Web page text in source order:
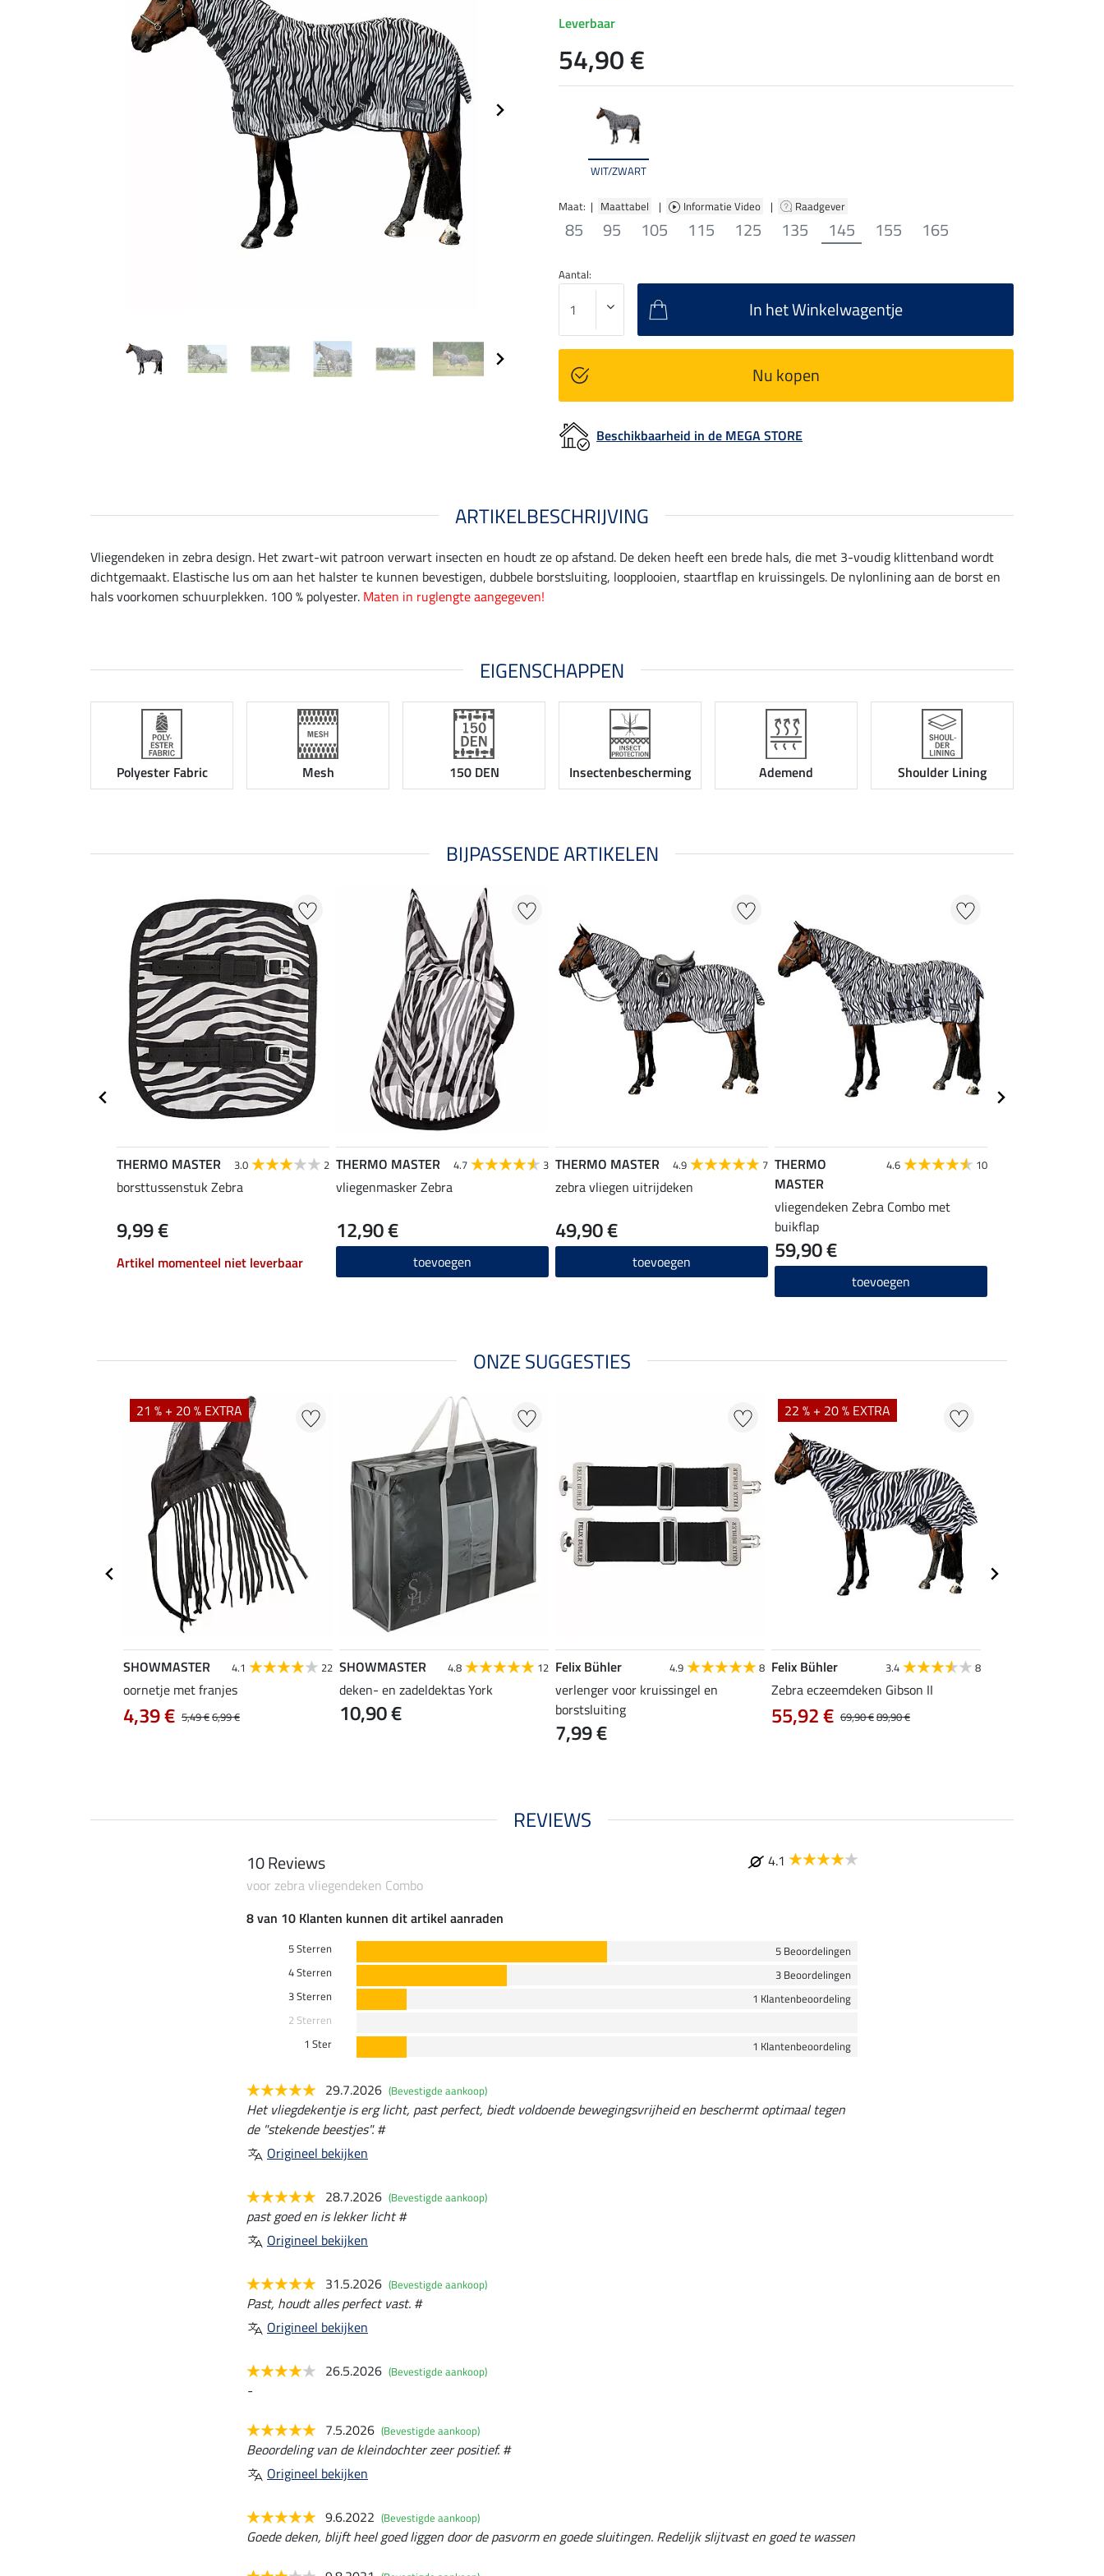
WIT/ZWART
Maat: | Maattabel | Informatie Video | Raadgever
85 95 105 115 125 135 145 155 165
Leverbaar
54,90 €
Aantal:
In het Winkelwagentje
Nu kopen
Beschikbaarheid in de MEGA STORE
ARTIKELBESCHRIJVING
Vliegendeken in zebra design. Het zwart-wit patroon verwart insecten en houdt ze op afstand. De deken heeft een brede hals, die met 3-voudig klittenband wordt
dichtgemaakt. Elastische lus om aan het halster te kunnen bevestigen, dubbele borstsluiting, loopplooien, staartflap en kruissingels. De nylonlining aan de borst en
hals voorkomen schuurplekken. 100 % polyester. Maten in ruglengte aangegeven!
EIGENSCHAPPEN
Polyester Fabric Mesh 150 DEN Insectenbescherming Ademend Shoulder Lining
BIJPASSENDE ARTIKELEN
THERMO MASTER 3.0 2
borsttussenstuk Zebra
9,99 €
Artikel momenteel niet leverbaar
THERMO MASTER 4.7 3
vliegenmasker Zebra
12,90 €
toevoegen
THERMO MASTER 4.9 7
zebra vliegen uitrijdeken
49,90 €
toevoegen
THERMO
MASTER
4.6 10
vliegendeken Zebra Combo met
buikflap
59,90 €
toevoegen
ONZE SUGGESTIES
21 % + 20 % EXTRA
SHOWMASTER 4.1 22
oornetje met franjes
5,49 €6,99 €
4,39 €
SHOWMASTER 4.8 12
deken- en zadeldektas York
10,90 €
Felix Bühler 4.9 8
verlenger voor kruissingel en
borstsluiting
7,99 €
22 % + 20 % EXTRA
Felix Bühler 3.4 8
Zebra eczeemdeken Gibson II
69,90 €89,90 €
55,92 €
REVIEWS
10 Reviews
4.1
voor zebra vliegendeken Combo
8 van 10 Klanten kunnen dit artikel aanraden
5 Sterren
5 Beoordelingen
4 Sterren
3 Beoordelingen
3 Sterren
1 Klantenbeoordeling
2 Sterren
1 Ster
1 Klantenbeoordeling
29.7.2026 (Bevestigde aankoop)
Het vliegdekentje is erg licht, past perfect, biedt voldoende bewegingsvrijheid en beschermt optimaal tegen
de "stekende beestjes". #
Origineel bekijken
28.7.2026 (Bevestigde aankoop)
past goed en is lekker licht #
Origineel bekijken
31.5.2026 (Bevestigde aankoop)
Past, houdt alles perfect vast. #
Origineel bekijken
26.5.2026 (Bevestigde aankoop)
-
7.5.2026 (Bevestigde aankoop)
Beoordeling van de kleindochter zeer positief. #
Origineel bekijken
9.6.2022 (Bevestigde aankoop)
Goede deken, blijft heel goed liggen door de pasvorm en goede sluitingen. Redelijk slijtvast en goed te wassen